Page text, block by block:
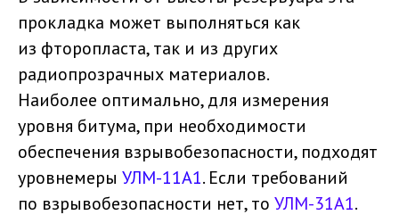
прокладка может выполняться как
из фторопласта, так и из других
радиопрозрачных материалов.
Наиболее оптимально, для измерения
уровня битума, при необходимости
обеспечения взрывобезопасности, подходят
уровнемеры УЛМ-11А1. Если требований
по взрывобезопасности нет, то УЛМ-31А1.